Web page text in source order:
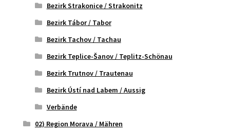
Bezirk Strakonice / Strakonitz
Bezirk Tábor / Tabor
Bezirk Tachov / Tachau
Bezirk Teplice-Šanov / Teplitz-Schönau
Bezirk Trutnov / Trautenau
Bezirk Ústí nad Labem / Aussig
Verbände
02) Region Morava / Mähren